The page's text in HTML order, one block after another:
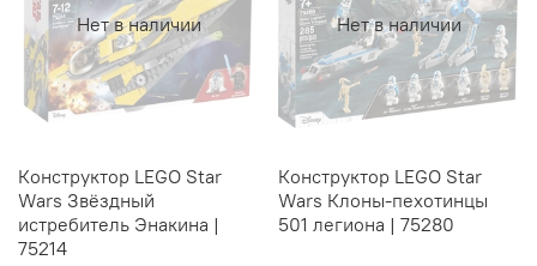
Нет в наличии
Конструктор LEGO Star
Wars Звёздный
истребитель Энакина |
75214
Нет в наличии
Конструктор LEGO Star
Wars Клоны-пехотинцы
501 легиона | 75280